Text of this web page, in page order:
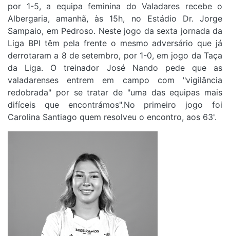
por 1-5, a equipa feminina do Valadares recebe o
Albergaria, amanhã, às 15h, no Estádio Dr. Jorge
Sampaio, em Pedroso. Neste jogo da sexta jornada da
Liga BPI têm pela frente o mesmo adversário que já
derrotaram a 8 de setembro, por 1-0, em jogo da Taça
da Liga. O treinador José Nando pede que as
valadarenses entrem em campo com "vigilância
redobrada" por se tratar de "uma das equipas mais
difíceis que encontrámos".No primeiro jogo foi
Carolina Santiago quem resolveu o encontro, aos 63'.